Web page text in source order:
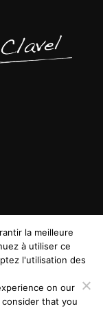
sur
légales-
la meilleure
à utiliser ce
l'utilisation des
on our
that you